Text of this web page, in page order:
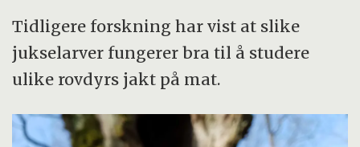
Tidligere forskning har vist at slike
jukselarver fungerer bra til å studere
ulike rovdyrs jakt på mat.